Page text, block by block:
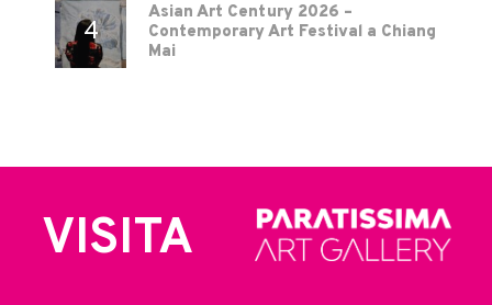
Asian Art Century 2026 –
Contemporary Art Festival a Chiang
Mai
VISITA